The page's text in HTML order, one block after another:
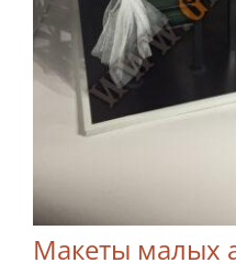
Макеты малых